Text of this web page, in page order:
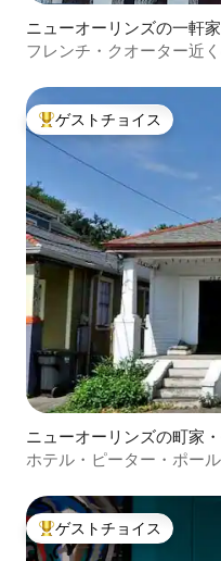
ニューオーリンズの一軒家
フレンチ・クオーター近
大好評のゲストチョイスで
ゲストチョイス
ニューオーリンズの町家
ホテル・ピーター・ポー
大好評のゲストチョイスで
ゲストチョイス